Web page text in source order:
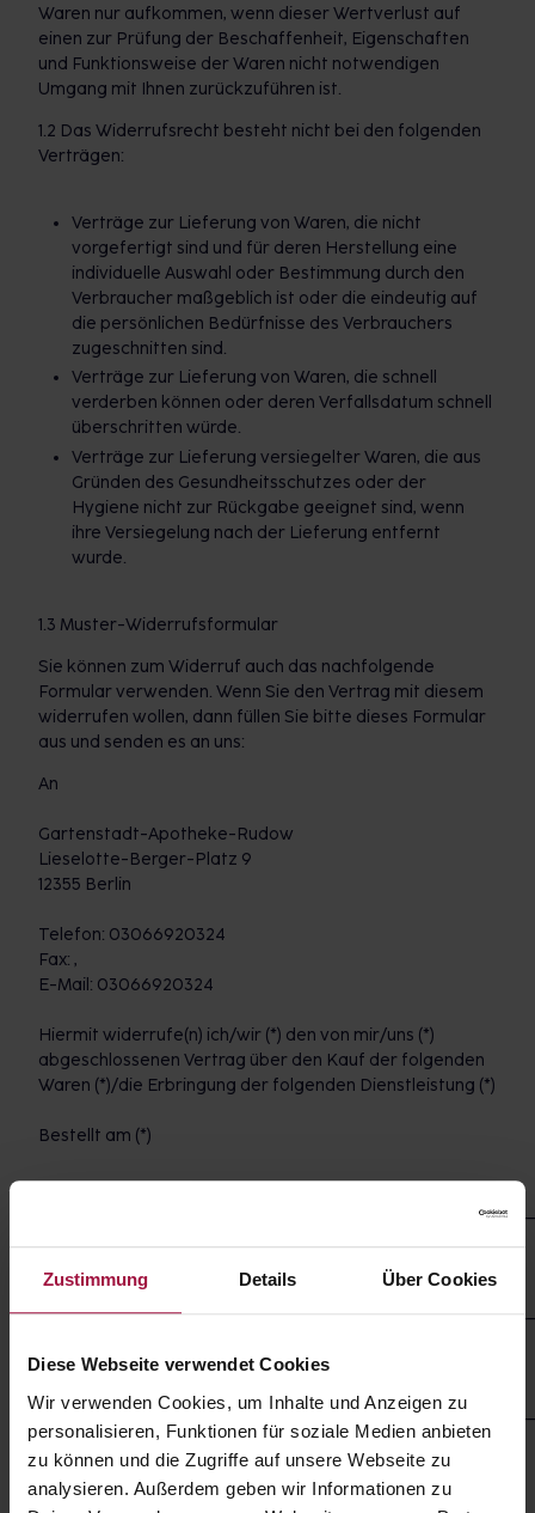
Zustimmung Details Über Cookies
Diese Webseite verwendet Cookies
Wir verwenden Cookies, um Inhalte und Anzeigen zu
personalisieren, Funktionen für soziale Medien anbieten
zu können und die Zugriffe auf unsere Webseite zu
analysieren. Außerdem geben wir Informationen zu
Waren nur aufkommen, wenn dieser Wertverlust auf
einen zur Prüfung der Beschaffenheit, Eigenschaften
und Funktionsweise der Waren nicht notwendigen
Umgang mit Ihnen zurückzuführen ist.
1.2 Das Widerrufsrecht besteht nicht bei den folgenden
Verträgen:
Verträge zur Lieferung von Waren, die nicht
vorgefertigt sind und für deren Herstellung eine
individuelle Auswahl oder Bestimmung durch den
Verbraucher maßgeblich ist oder die eindeutig auf
die persönlichen Bedürfnisse des Verbrauchers
zugeschnitten sind.
Verträge zur Lieferung von Waren, die schnell
verderben können oder deren Verfallsdatum schnell
überschritten würde.
Verträge zur Lieferung versiegelter Waren, die aus
Gründen des Gesundheitsschutzes oder der
Hygiene nicht zur Rückgabe geeignet sind, wenn
ihre Versiegelung nach der Lieferung entfernt
wurde.
1.3 Muster-Widerrufsformular
Sie können zum Widerruf auch das nachfolgende
Formular verwenden. Wenn Sie den Vertrag mit diesem
widerrufen wollen, dann füllen Sie bitte dieses Formular
aus und senden es an uns:
An
Gartenstadt-Apotheke-Rudow
Lieselotte-Berger-Platz 9
12355 Berlin
Telefon: 03066920324
Fax: ,
E-Mail: 03066920324
Hiermit widerrufe(n) ich/wir (*) den von mir/uns (*)
abgeschlossenen Vertrag über den Kauf der folgenden
Waren (*)/die Erbringung der folgenden Dienstleistung (*)
Bestellt am (*)
Anschrift des/der Verbraucher(s)